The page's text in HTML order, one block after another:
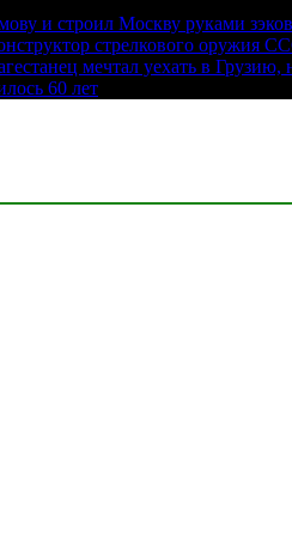
и строил Москву руками
стрелкового оружия
мечтал уехать в
60 лет